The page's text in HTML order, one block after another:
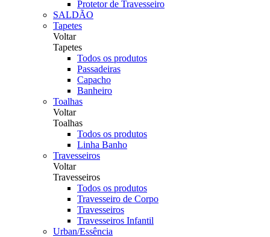
Protetor de Travesseiro
SALDÃO
Tapetes
Voltar
Tapetes
Todos os produtos
Passadeiras
Capacho
Banheiro
Toalhas
Voltar
Toalhas
Todos os produtos
Linha Banho
Travesseiros
Voltar
Travesseiros
Todos os produtos
Travesseiro de Corpo
Travesseiros
Travesseiros Infantil
Urban/Essência